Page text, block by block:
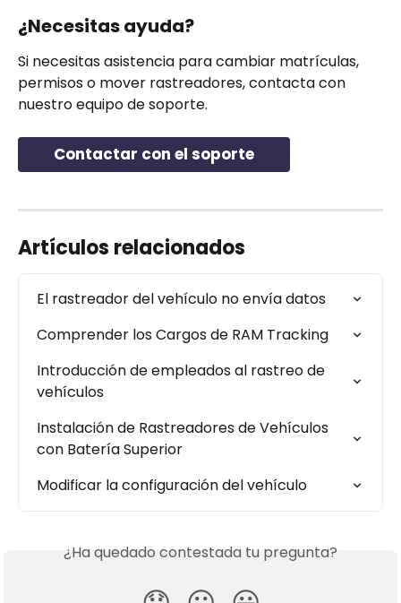
¿Necesitas ayuda?
Si necesitas asistencia para cambiar matrículas,
permisos o mover rastreadores, contacta con
nuestro equipo de soporte.
Contactar con el soporte
Artículos relacionados
El rastreador del vehículo no envía datos
Comprender los Cargos de RAM Tracking
Introducción de empleados al rastreo de
vehículos
Instalación de Rastreadores de Vehículos
con Batería Superior
Modificar la configuración del vehículo
¿Ha quedado contestada tu pregunta?